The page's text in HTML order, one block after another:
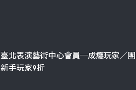
臺北表演藝術中心會員─成癮玩家／
新手玩家9折